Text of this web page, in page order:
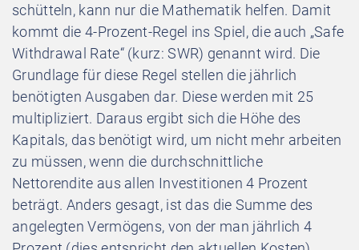
schütteln, kann nur die Mathematik helfen. Damit
kommt die 4-Prozent-Regel ins Spiel, die auch „Safe
Withdrawal Rate“ (kurz: SWR) genannt wird. Die
Grundlage für diese Regel stellen die jährlich
benötigten Ausgaben dar. Diese werden mit 25
multipliziert. Daraus ergibt sich die Höhe des
Kapitals, das benötigt wird, um nicht mehr arbeiten
zu müssen, wenn die durchschnittliche
Nettorendite aus allen Investitionen 4 Prozent
beträgt. Anders gesagt, ist das die Summe des
angelegten Vermögens, von der man jährlich 4